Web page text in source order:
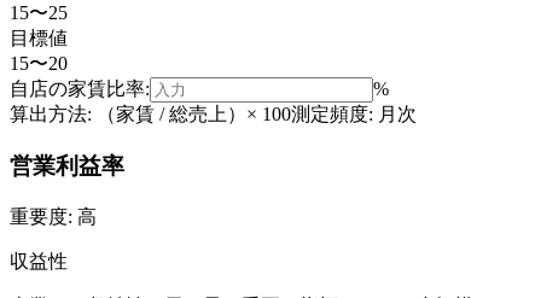
15〜25
目標値
15〜20
自店の家賃比率:
%
算出方法:
（家賃 / 総売上）× 100測定頻度: 月次
営業利益率
重要度: 高
収益性